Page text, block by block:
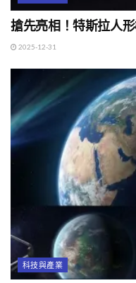
搶先亮相！特斯拉人
2025-12-31
科技與產業